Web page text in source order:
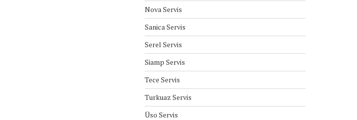
Nova Servis
Sanica Servis
Serel Servis
Siamp Servis
Tece Servis
Turkuaz Servis
Üso Servis